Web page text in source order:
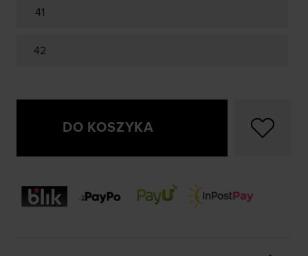
41
42
DO KOSZYKA